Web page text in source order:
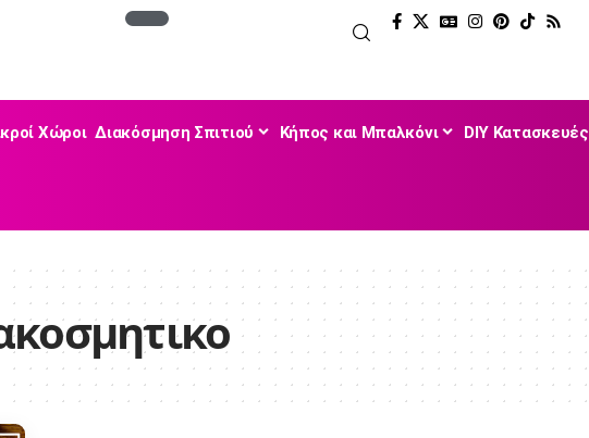
Χώροι Διακόσμηση Σπιτιού Κήπος και Μπαλκόνι DIY Κατασκευές